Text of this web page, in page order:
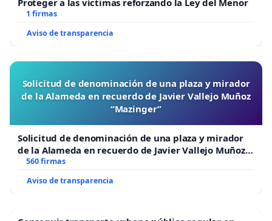
1 firmas
Aviso de transparencia
Solicitud de denominación de una plaza y mirador
de la Alameda en recuerdo de Javier Vallejo Muñoz
“Mazinger”
Solicitud de denominación de una plaza y mirador
de la Alameda en recuerdo de Javier Vallejo Muñoz
“Mazinger”
560 firmas
Aviso de transparencia